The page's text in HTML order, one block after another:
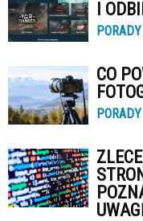
I
PORADY
CO
PORADY